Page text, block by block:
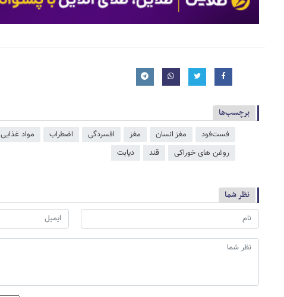
برچسب‌ها
فست‌فود مغز انسان مغز افسردگی اضطراب مواد غذایی
روغن های خوراکی
قند دیابت
نظر شما